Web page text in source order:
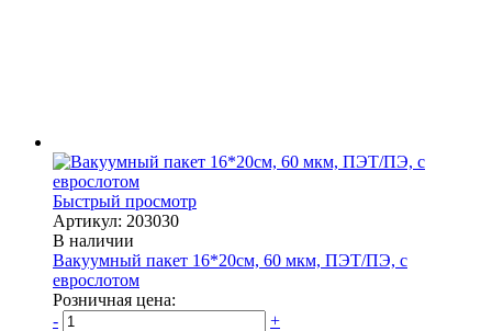
Быстрый просмотр
Артикул: 203030
В наличии
Вакуумный пакет 16*20см, 60 мкм, ПЭТ/ПЭ, с
еврослотом
Розничная цена:
-
+